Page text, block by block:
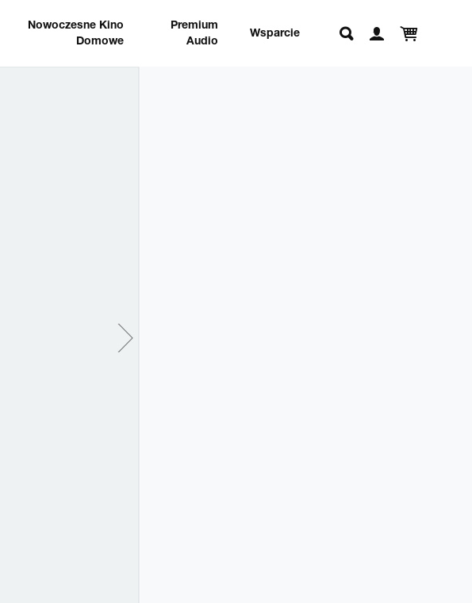
Nowoczesne Kino
Domowe
Premium
Audio
Wsparcie